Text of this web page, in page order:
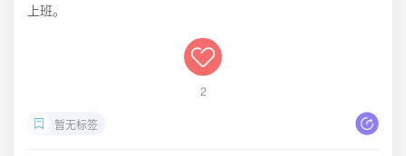
上班。
2
暂无标签